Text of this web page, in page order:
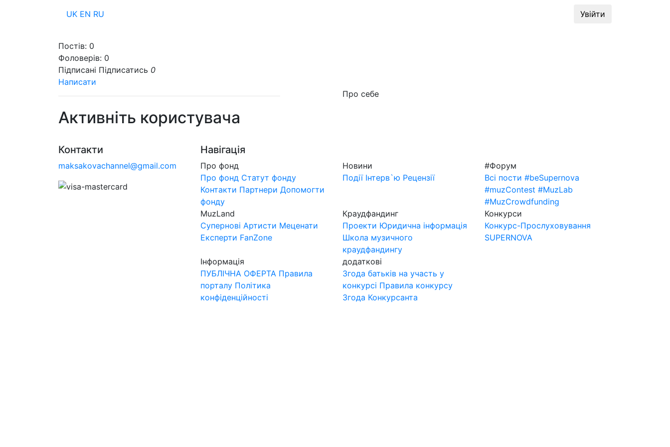
UK EN RU Увійти
Постів: 0
Фоловерів: 0
Підписані Підписатись 0
Написати
Про себе
Активніть користувача
Контакти
maksakovachannel@gmail.com
Навігація
Про фонд
Про фонд Статут фонду
Контакти Партнери Допомогти
фонду
Новини
Події Інтерв`ю Рецензії
#Форум
Всі пости #beSupernova
#muzContest #MuzLab
#MuzCrowdfunding
MuzLand
Супернові Артисти Меценати
Експерти FanZone
Краудфандинг
Проекти Юридична інформація
Школа музичного
краудфандингу
Конкурси
Конкурс-Прослуховування
SUPERNOVA
Інформація
ПУБЛІЧНА ОФЕРТА Правила
порталу Політика
конфіденційності
додаткові
Згода батьків на участь у
конкурсі Правила конкурсу
Згода Конкурсанта